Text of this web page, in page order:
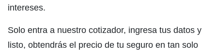
intereses.
Solo entra a nuestro cotizador, ingresa tus datos y
listo, obtendrás el precio de tu seguro en tan solo